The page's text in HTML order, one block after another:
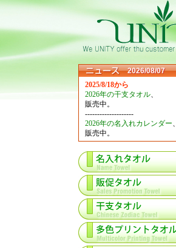
2026/08/07
2025/8/18から
2026年の干支タオル、
販売中。
--------------------
2026年の名入れカレンダー、
販売中。